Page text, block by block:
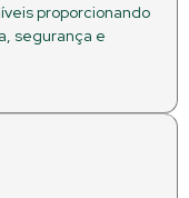
proporcionando
segurança e